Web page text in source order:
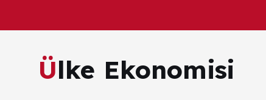
Ülke Ekonomisi